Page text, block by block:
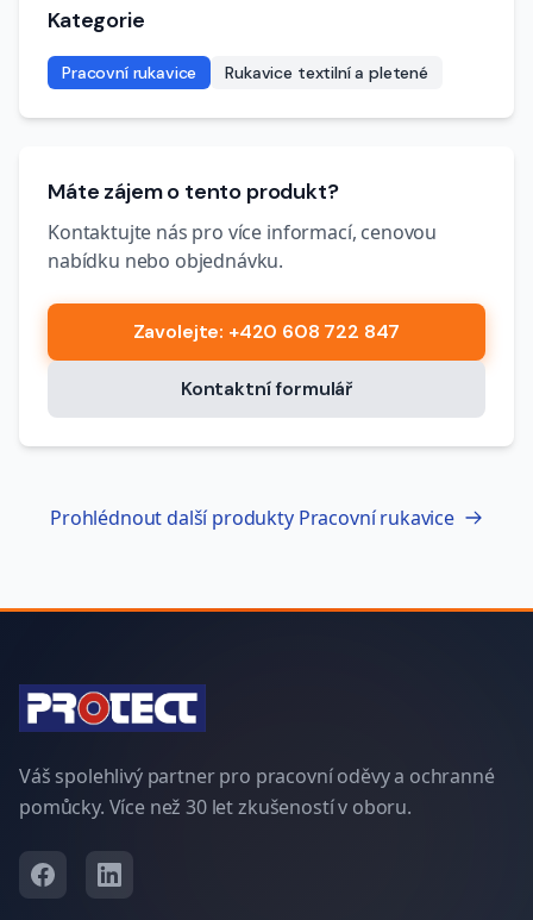
Kategorie
Pracovní rukavice Rukavice textilní a pletené
Máte zájem o tento produkt?
Kontaktujte nás pro více informací, cenovou
nabídku nebo objednávku.
Zavolejte: +420 608 722 847
Kontaktní formulář
Prohlédnout další produkty Pracovní rukavice
Váš spolehlivý partner pro pracovní oděvy a ochranné
pomůcky. Více než 30 let zkušeností v oboru.